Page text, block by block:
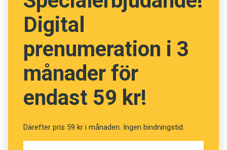
Digital
prenumeration i 3
månader för
endast 59 kr!
Därefter pris 59 kr i månaden. Ingen bindningstid.